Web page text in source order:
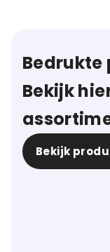
Bedrukte
Bekijk
Bekijk